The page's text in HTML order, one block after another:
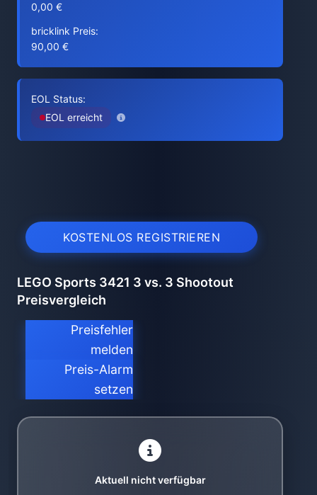
0,00 €
bricklink Preis:
90,00 €
EOL Status:
EOL erreicht
KOSTENLOS REGISTRIEREN
LEGO Sports 3421 3 vs. 3 Shootout
Preisvergleich
Preisfehler
melden
Preis-Alarm
setzen
Aktuell nicht verfügbar